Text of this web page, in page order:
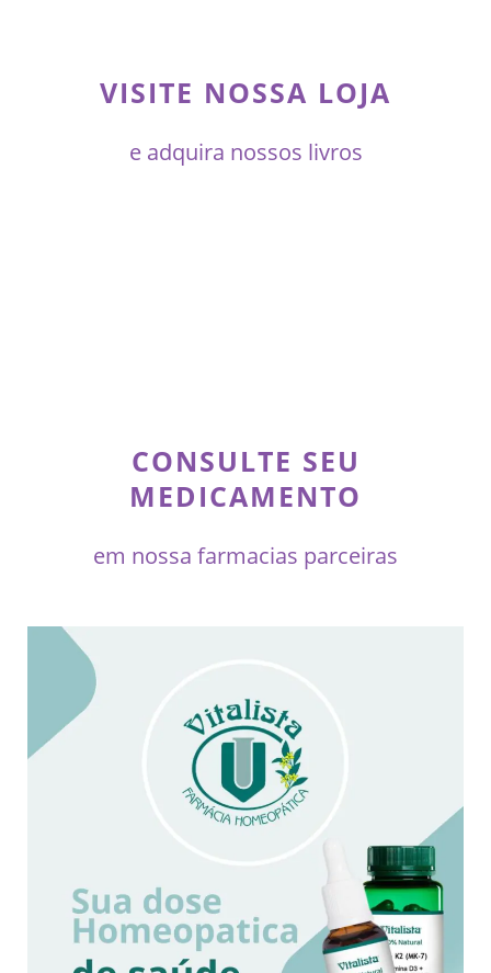
VISITE NOSSA LOJA
e adquira nossos livros
CONSULTE SEU
MEDICAMENTO
em nossa farmacias parceiras